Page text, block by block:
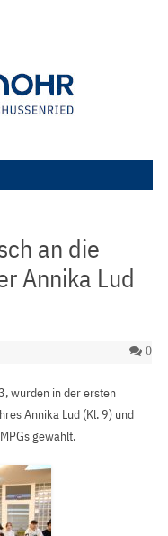
springen
an die
Annika Lud
0
wurden in der ersten
Annika Lud (Kl. 9) und
gewählt.